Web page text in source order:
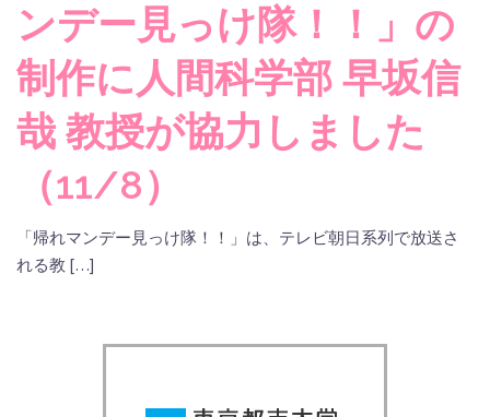
ンデー見っけ隊！！」の
制作に人間科学部 早坂信
哉 教授が協力しました
（11/8）
「帰れマンデー見っけ隊！！」は、テレビ朝日系列で放送さ
れる教 […]